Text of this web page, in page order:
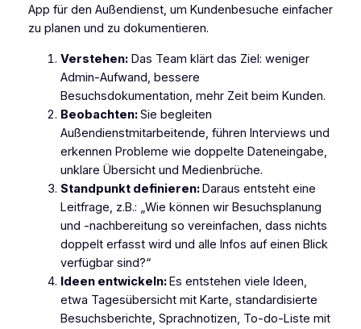
App für den Außendienst, um Kundenbesuche einfacher
zu planen und zu dokumentieren.
Verstehen:Das Team klärt das Ziel: weniger
Admin-Aufwand, bessere
Besuchsdokumentation, mehr Zeit beim Kunden.
Beobachten:Sie begleiten
Außendienstmitarbeitende, führen Interviews und
erkennen Probleme wie doppelte Dateneingabe,
unklare Übersicht und Medienbrüche.
Standpunkt definieren:Daraus entsteht eine
Leitfrage, z.B.: „Wie können wir Besuchsplanung
und -nachbereitung so vereinfachen, dass nichts
doppelt erfasst wird und alle Infos auf einen Blick
verfügbar sind?“
Ideen entwickeln:Es entstehen viele Ideen,
etwa Tagesübersicht mit Karte, standardisierte
Besuchsberichte, Sprachnotizen, To-do-Liste mit